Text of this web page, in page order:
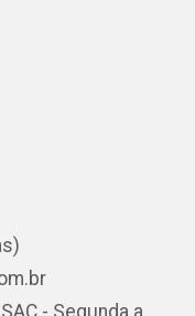
- Segunda a